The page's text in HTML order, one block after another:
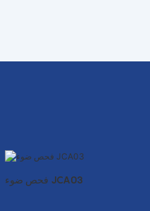
فحص ضوء JCA03